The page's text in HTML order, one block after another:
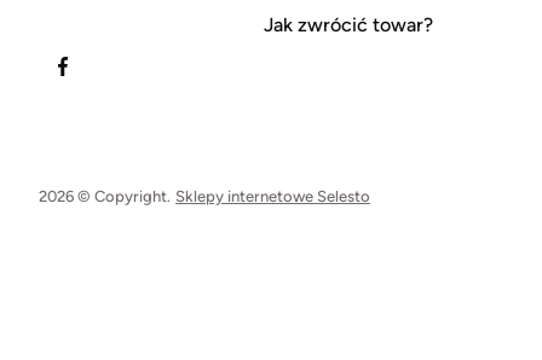
Jak zwrócić towar?
2026 © Copyright. Sklepy internetowe Selesto